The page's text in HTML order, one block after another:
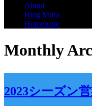
About
Blog Mura
Homepage
Monthly
2023シーズン